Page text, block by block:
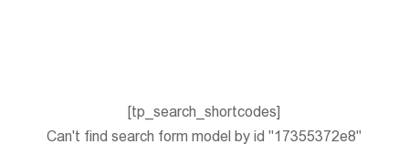
[tp_search_shortcodes]
Can't find search form model by id "17355372e8"